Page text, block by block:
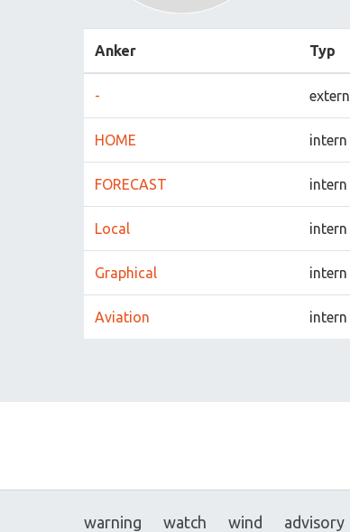
Anker Typ
- extern
HOME intern
FORECAST intern
Local intern
Graphical intern
Aviation intern
warning watch wind advisory